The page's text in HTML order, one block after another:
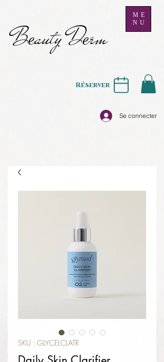
Beauty Derm
ME
NU
Se connecter
Réserver
SKU : GLYCELCLATR